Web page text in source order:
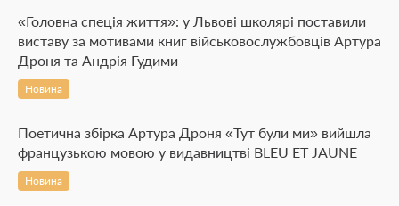
«Головна спеція життя»: у Львові школярі поставили
виставу за мотивами книг військовослужбовців Артура
Дроня та Андрія Гудими
Новина
Поетична збірка Артура Дроня «Тут були ми» вийшла
французькою мовою у видавництві BLEU ET JAUNE
Новина